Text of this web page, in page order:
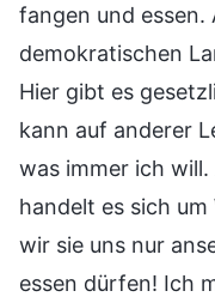
fangen und essen.
demokratischen
Hier gibt es
kann auf anderer
was immer ich will.
handelt es sich
wir sie uns nur
essen dürfen! Ich